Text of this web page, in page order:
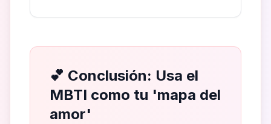
💕 Conclusión: Usa el
MBTI como tu 'mapa del
amor'